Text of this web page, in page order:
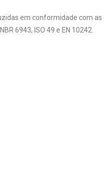
em conformidade com as
6943, ISO 49 e EN 10242.